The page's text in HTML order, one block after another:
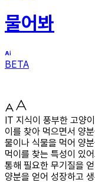
물어봐
BETA
IT 지식이 풍부한 고양
이를 찾아 먹으면서 양
물이나 식물을 먹어 양
먹이를 찾는 특성이 있
통해 필요한 무기질을
양분을 얻어 성장하고